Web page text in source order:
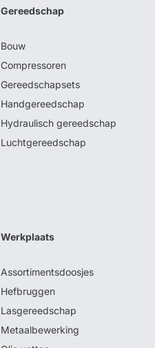
Gereedschap
Bouw
Compressoren
Gereedschapsets
Handgereedschap
Hydraulisch gereedschap
Luchtgereedschap
Werkplaats
Assortimentsdoosjes
Hefbruggen
Lasgereedschap
Metaalbewerking